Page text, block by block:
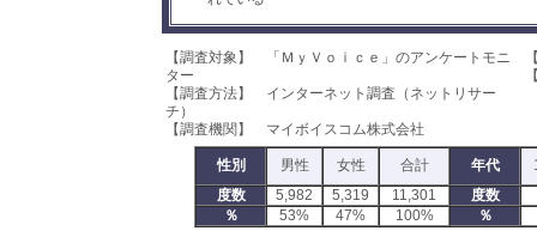
【調査対象】 「ＭｙＶｏｉｃｅ」のアンケートモニ
ター
【調査方法】 インターネット調査（ネットリサー
チ）
【調査機関】 マイボイスコム株式会社
性別 男性 女性 合計 年代
度数
5,982 5,319 11,301
度数
％
53% 47% 100% ％